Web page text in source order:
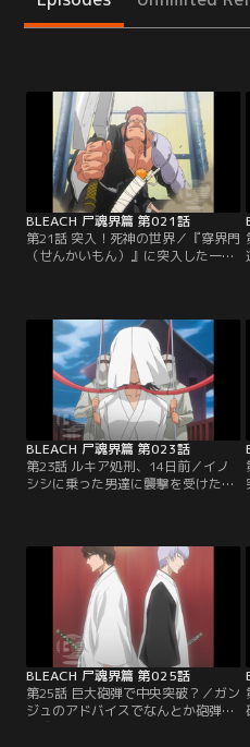
BLEACH 尸魂界篇 第021話
第21話 突入！死神の世界／『穿界門
（せんかいもん）』に突入した一
そうになりながらもなんとか『尸魂
界』に到着する。一行が最初に足を
踏み入れたのは、『流魂街（るこん
がい）』と呼ばれるこの世界に導か
れた魂が最初に住まう場所。人影の
ない流魂街の向こう…。【提供：バ
ンダイチャンネル】
BLEACH 尸魂界篇 第023話
第23話 ルキア処刑、14日前／イノ
シシに乗った男達に襲撃を受けた一
いた目覚まし時計に勝負を中断され
る。現れた時と同様にあっという間
に去って行くイノシシ軍団。ボーゼ
ンとする一護達。翌朝、瀞霊廷に入
る方法を知る『志波空鶴（しばくう
かく）』という人物を…。【提供：
バンダイチャンネル】
BLEACH 尸魂界篇 第025話
第25話 巨大砲弾で中央突破？／ガン
ジュのアドバイスでなんとか砲弾の
形成のための霊力のコントロールに